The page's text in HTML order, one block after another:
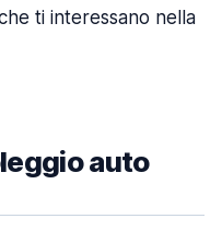
ti interessano nella
auto